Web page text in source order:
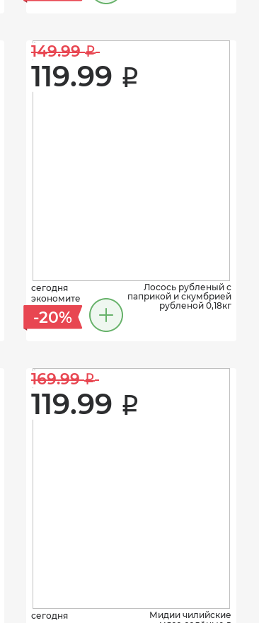
149.99 i
119.99 i
сегодня
экономите
-20%
Лосось рубленый с
паприкой и скумбрией
рубленой 0,18кг
169.99 i
119.99 i
сегодня
Мидии чилийские